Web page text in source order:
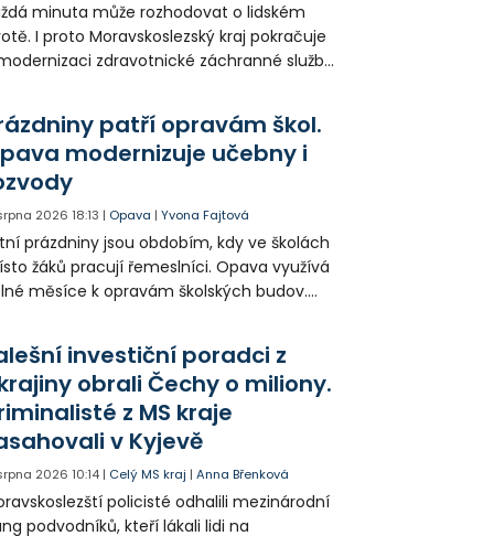
minuta může rozhodovat o lidském
I proto Moravskoslezský kraj pokračuje
zdravotnické záchranné služby
patří opravám škol.
modernizuje učebny i
2026 18:13 | Opava |Yvona Fajtová
prázdniny jsou obdobím, kdy ve školách
žáků pracují řemeslníci. Opava využívá
měsíce k opravám školských budov.
investiční poradci z
obrali Čechy o miliony.
z MS kraje
v Kyjevě
2026 10:14 | Celý MS kraj |Anna Břenková
policisté odhalili mezinárodní
podvodníků, kteří lákali lidi na